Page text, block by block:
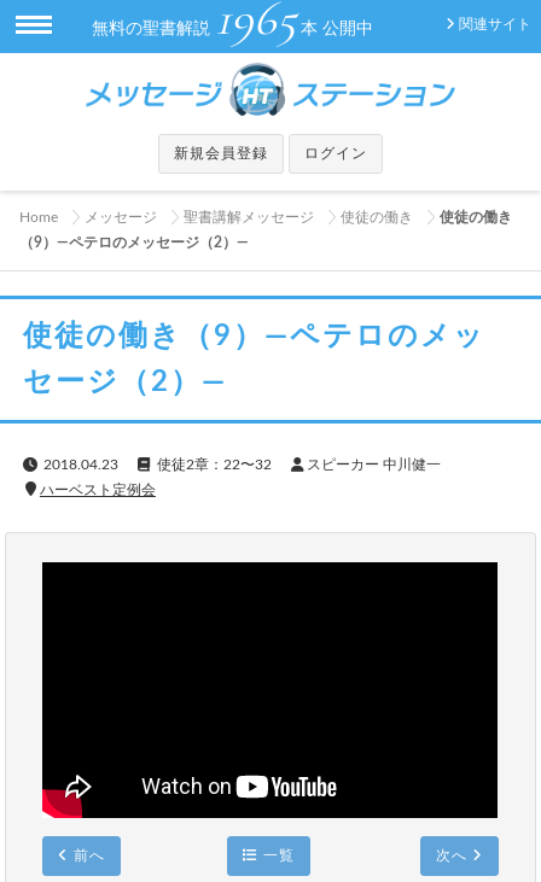
関連サイト
無料の聖書解説 1965 本 公開中
新規会員登録 ログイン
Home メッセージ 聖書講解メッセージ 使徒の働き
使徒の働き
（9）―ペテロのメッセージ（2）―
使徒の働き（9）―ペテロのメッ
セージ（2）―
2018.04.23 使徒2章：22〜32
スピーカー 中川健一
ハーベスト定例会
前へ 一覧 次へ